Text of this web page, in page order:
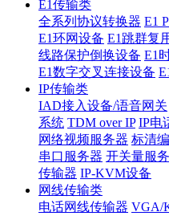
E1传输类
全系列协议转换器 E1
E1环网设备 E1跳群复
线路保护倒换设备 E1
E1数字交叉连接设备
IP传输类
IAD接入设备/语音网关
系统 TDM over IP IP电
网络视频服务器 标清
串口服务器 开关量服
传输器 IP-KVM设备
网线传输类
电话网线传输器 VGA/